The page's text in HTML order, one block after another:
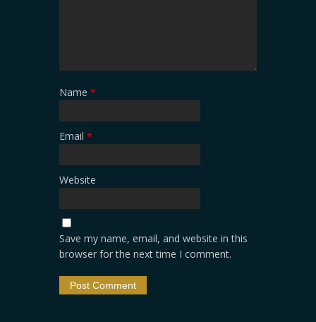
Name *
Email *
Website
Save my name, email, and website in this
browser for the next time I comment.